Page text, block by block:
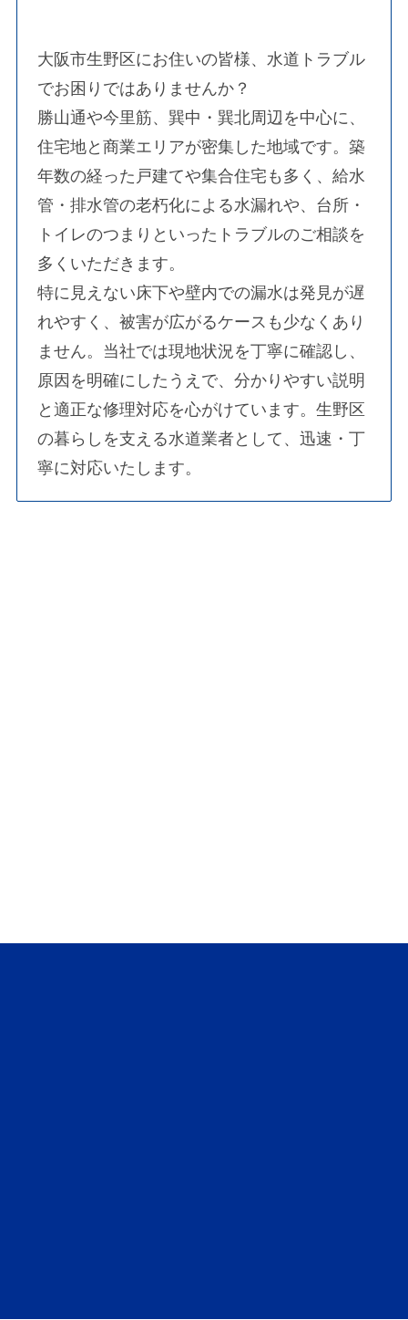
大阪市生野区にお住いの皆様、水道トラブル
でお困りではありませんか？
勝山通や今里筋、巽中・巽北周辺を中心に、
住宅地と商業エリアが密集した地域です。築
年数の経った戸建てや集合住宅も多く、給水
管・排水管の老朽化による水漏れや、台所・
トイレのつまりといったトラブルのご相談を
多くいただきます。
特に見えない床下や壁内での漏水は発見が遅
れやすく、被害が広がるケースも少なくあり
ません。当社では現地状況を丁寧に確認し、
原因を明確にしたうえで、分かりやすい説明
と適正な修理対応を心がけています。生野区
の暮らしを支える水道業者として、迅速・丁
寧に対応いたします。